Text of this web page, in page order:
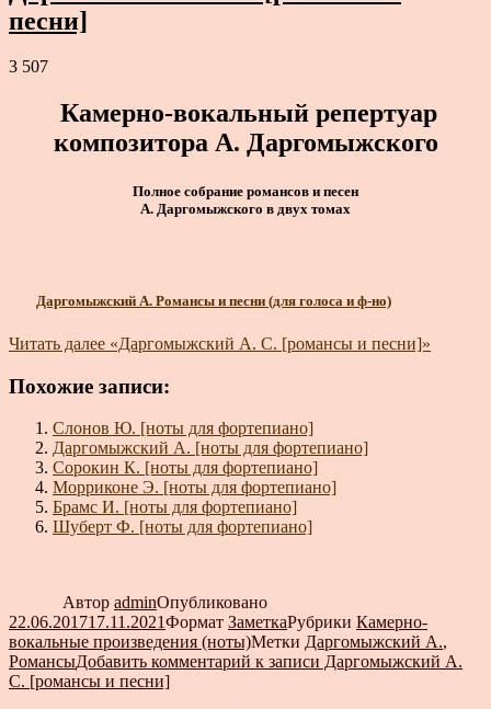
песни]
3 507
Камерно-вокальный репертуар
композитора А. Даргомыжского
Полное собрание романсов и песен
А. Даргомыжского в двух томах
Даргомыжский А. Романсы и песни (для голоса и ф-но)
Читать далее «Даргомыжский А. С. [романсы и песни]»
Похожие записи:
Слонов Ю. [ноты для фортепиано]
Даргомыжский А. [ноты для фортепиано]
Сорокин К. [ноты для фортепиано]
Морриконе Э. [ноты для фортепиано]
Брамс И. [ноты для фортепиано]
Шуберт Ф. [ноты для фортепиано]
Автор adminОпубликовано
22.06.201717.11.2021Формат ЗаметкаРубрики Камерно-
вокальные произведения (ноты)Метки Даргомыжский А.,
РомансыДобавить комментарий к записи Даргомыжский А.
С. [романсы и песни]